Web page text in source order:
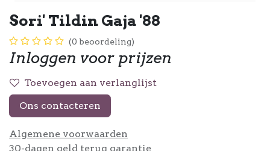
Sori' Tildin Gaja '88
(0 beoordeling)
Inloggen voor prijzen
Toevoegen aan verlanglijst
Ons contacteren
Algemene voorwaarden
30-dagen geld terug garantie